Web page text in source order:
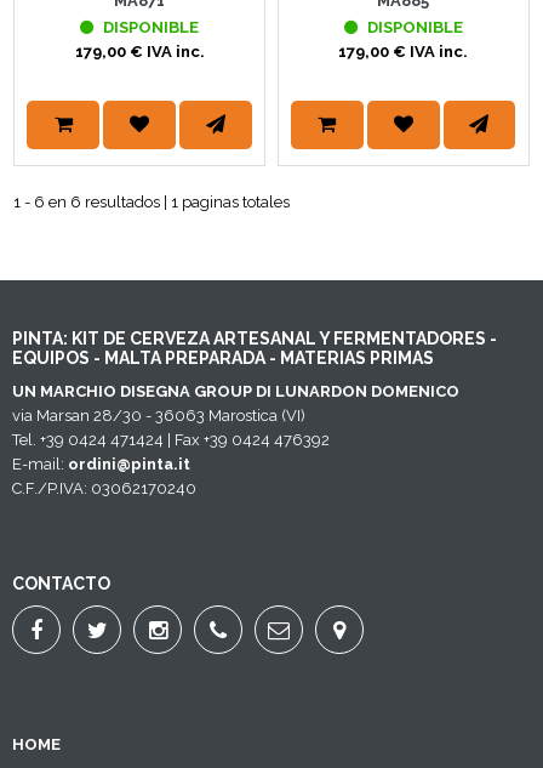
DISPONIBLE
179,00 € IVA inc.
DISPONIBLE
179,00 € IVA inc.
1 - 6 en 6 resultados | 1 paginas totales
PINTA: KIT DE CERVEZA ARTESANAL Y FERMENTADORES -
EQUIPOS - MALTA PREPARADA - MATERIAS PRIMAS
UN MARCHIO DISEGNA GROUP DI LUNARDON DOMENICO
via Marsan 28/30 - 36063 Marostica (VI)
Tel. +39 0424 471424 | Fax +39 0424 476392
E-mail: ordini@pinta.it
C.F./P.IVA: 03062170240
CONTACTO
HOME